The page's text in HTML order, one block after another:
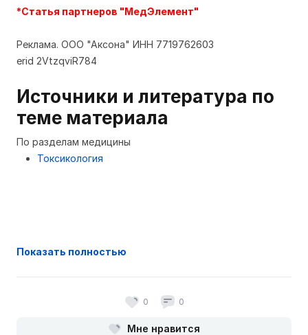
*Статья партнеров "МедЭлемент"
Реклама. ООО "Аксона" ИНН 7719762603
erid 2VtzqviR784
Источники и литература по
теме материала
По разделам медицины
Токсикология
Показать полностью
0 0
Мне нравится